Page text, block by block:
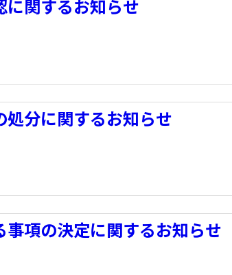
に関するお知らせ
分に関するお知らせ
項の決定に関するお知らせ